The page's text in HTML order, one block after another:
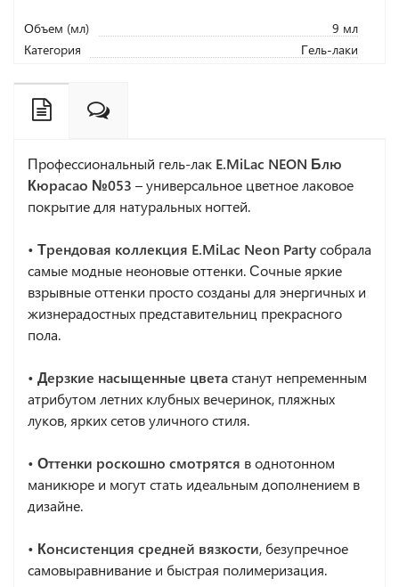
Объем (мл)
9 мл
Категория
Гель-лаки
Профессиональный гель-лак E.MiLac NEON Блю
Кюрасао №053 – универсальное цветное лаковое
покрытие для натуральных ногтей.
• Трендовая коллекция E.MiLac Neon Partyсобрала
самые модные неоновые оттенки. Сочные яркие
взрывные оттенки просто созданы для энергичных и
жизнерадостных представительниц прекрасного
пола.
• Дерзкие насыщенные цветастанут непременным
атрибутом летних клубных вечеринок, пляжных
луков, ярких сетов уличного стиля.
• Оттенки роскошно смотрятся в однотонном
маникюре и могут стать идеальным дополнением в
дизайне.
• Консистенция средней вязкости, безупречное
самовыравнивание и быстрая полимеризация.